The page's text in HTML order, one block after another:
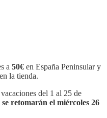
a 50€ en España Peninsular y
la tienda.
del 1 al 25 de
retomarán el miércoles 26